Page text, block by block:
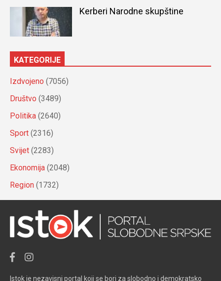
Kerberi Narodne skupštine
KATEGORIJE
Izdvojeno (7056)
Društvo (3489)
Politika (2640)
Sport (2316)
Svijet (2283)
Ekonomija (2048)
Region (1732)
Istok je nezavisni portal koji se bori za slobodno i demokratsko